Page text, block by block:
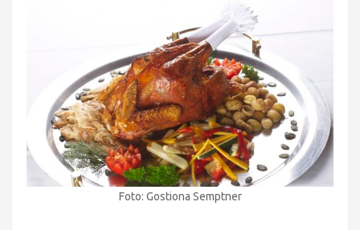
Foto: Gostiona Semptner